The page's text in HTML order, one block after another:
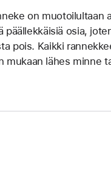
on muotoilultaan
päällek­käisiä osia,
pois. Kaikki
lähes minne